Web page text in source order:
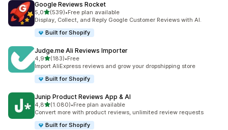
Google Reviews Rocket
5,0stelle su 5
(539)
539 recensioni totali
•Free plan available
Display, Collect, and Reply Google Customer Reviews with AI.
Built for Shopify
Judge.me Ali Reviews Importer
4,9stelle su 5
(183)
183 recensioni totali
•Free
Import AliExpress reviews and grow your dropshipping store
Built for Shopify
Junip Product Reviews App & AI
4,8stelle su 5
(1.080)
1080 recensioni totali
•Free plan available
Convert more with product reviews, unlimited review requests
Built for Shopify